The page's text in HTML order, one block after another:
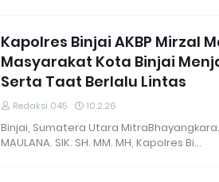
Kapolres Binjai AKBP Mirzal
Masyarakat Kota Binjai
Serta Taat Berlalu Lintas
Redaksi 045 10.2.26
Binjai, Sumatera Utara
MAULANA. SIK. SH. MM. MH, Kapolres Bi…